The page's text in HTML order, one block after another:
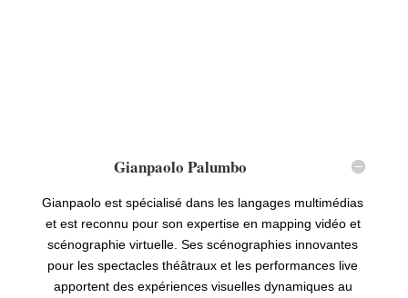
Gianpaolo Palumbo
Gianpaolo est spécialisé dans les langages multimédias
et est reconnu pour son expertise en mapping vidéo et
scénographie virtuelle. Ses scénographies innovantes
pour les spectacles théâtraux et les performances live
apportent des expériences visuelles dynamiques au